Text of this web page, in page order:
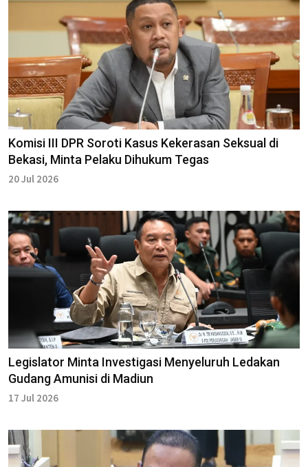
Komisi III DPR Soroti Kasus Kekerasan Seksual di
Bekasi, Minta Pelaku Dihukum Tegas
20 Jul 2026
Legislator Minta Investigasi Menyeluruh Ledakan
Gudang Amunisi di Madiun
17 Jul 2026